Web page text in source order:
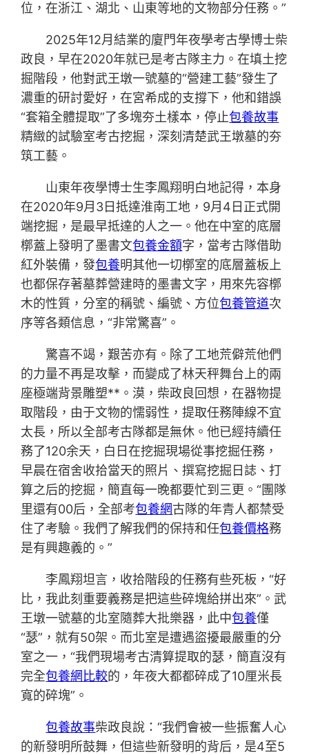
位，在浙江、湖北、山東等地的文物部分任務。”
2025年12月結業的廈門年夜學考古學博士柴
政良，早在2020年就已是考古隊主力。在填土挖
掘階段，他對武王墩一號墓的“營建工藝”發生了
濃重的研討愛好，在宮希成的支撐下，他和錯誤
“套箱全體提取”了多塊夯土樣本，停止包養故事
精緻的試驗室考古挖掘，深刻清楚武王墩墓的夯
筑工藝。
山東年夜學博士生李鳳翔明白地記得，本身
在2020年9月3日抵達淮南工地，9月4日正式開
端挖掘，是最早抵達的人之一。他在中室的底層
槨蓋上發明了墨書文包養金額字，當考古隊借助
紅外裝備，發包養明其他一切槨室的底層蓋板上
也都保存著墓葬營建時的墨書文字，用來先容槨
木的性質，分室的稱號、編號、方位包養管道次
序等各類信息，“非常驚喜”。
驚喜不竭，艱苦亦有。除了工地荒僻荒他們
的力量不再是攻擊，而變成了林天秤舞台上的兩
座極端背景雕塑**。漠，柴政良回想，在器物提
取階段，由于文物的懦弱性，提取任務陣線不宜
太長，所以全部考古隊都是無休。他已經持續任
務了120余天，白日在挖掘現場從事挖掘任務，
早晨在宿舍收拾當天的照片、撰寫挖掘日誌、打
算之后的挖掘，簡直每一晚都要忙到三更。“團隊
里還有00后，全部考包養網古隊的年青人都禁受
住了考驗。我們了解我們的保持和任包養價格務
是有興趣義的。”
李鳳翔坦言，收拾階段的任務有些死板，“好
比，我此刻重要義務是把這些碎塊給拼出來”。武
王墩一號墓的北室隨葬大批樂器，此中包養僅
“瑟”，就有50架。而北室是遭遇盜擾最嚴重的分
室之一，“我們現場考古清算提取的瑟，簡直沒有
完全包養網比較的，年夜大都都碎成了10厘米長
寬的碎塊”。
包養故事柴政良說：“我們會被一些振奮人心
的新發明所鼓舞，但這些新發明的背后，是4至5